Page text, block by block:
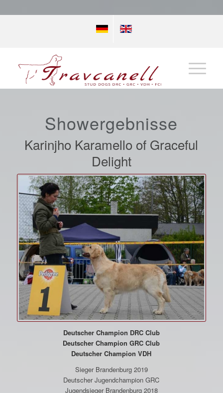
Showergebnisse
Karinjho Karamello of Graceful
Delight
Deutscher Champion DRC Club
Deutscher Champion GRC Club
Deutscher Champion VDH
Sieger Brandenburg 2019
Deutscher Jugendchampion GRC
Jugendsieger Brandenburg 2018